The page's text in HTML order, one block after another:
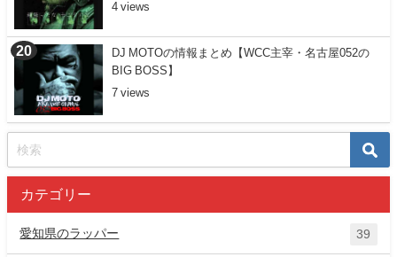
4
DJ MOTOの情報まとめ【WCC主宰・名古屋052の
BIG BOSS】
7
カテゴリー
愛知県のラッパー 39